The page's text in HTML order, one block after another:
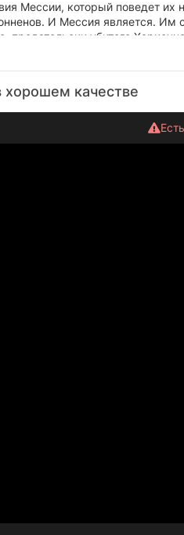
Мессии, который поведет их
И Мессия является. Им
предательски убитого
качестве